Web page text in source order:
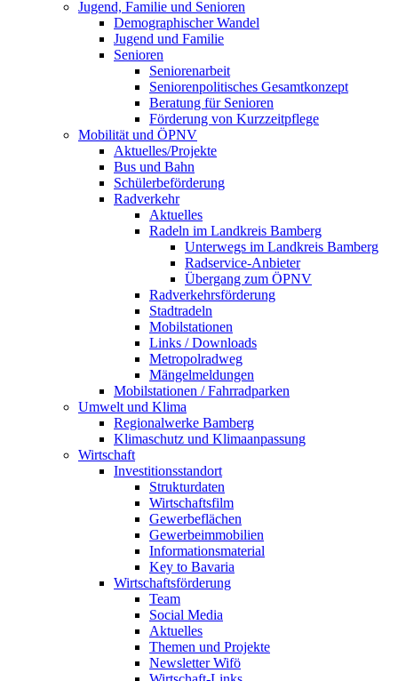
Jugend, Familie und Senioren
Demographischer Wandel
Jugend und Familie
Senioren
Seniorenarbeit
Seniorenpolitisches Gesamtkonzept
Beratung für Senioren
Förderung von Kurzzeitpflege
Mobilität und ÖPNV
Aktuelles/Projekte
Bus und Bahn
Schülerbeförderung
Radverkehr
Aktuelles
Radeln im Landkreis Bamberg
Unterwegs im Landkreis Bamberg
Radservice-Anbieter
Übergang zum ÖPNV
Radverkehrsförderung
Stadtradeln
Mobilstationen
Links / Downloads
Metropolradweg
Mängelmeldungen
Mobilstationen / Fahrradparken
Umwelt und Klima
Regionalwerke Bamberg
Klimaschutz und Klimaanpassung
Wirtschaft
Investitionsstandort
Strukturdaten
Wirtschaftsfilm
Gewerbeflächen
Gewerbeimmobilien
Informationsmaterial
Key to Bavaria
Wirtschaftsförderung
Team
Social Media
Aktuelles
Themen und Projekte
Newsletter Wifö